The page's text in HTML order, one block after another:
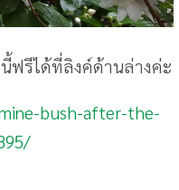
ฟรีได้ที่ลิงค์ด้านล่างค่ะ
bush-after-the-